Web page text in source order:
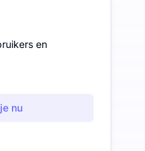
en
nu